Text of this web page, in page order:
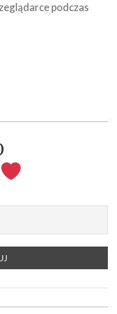
podczas